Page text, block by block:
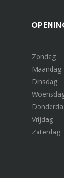
Zondag
Maandag
Dinsdag
Vrijdag
Zaterdag